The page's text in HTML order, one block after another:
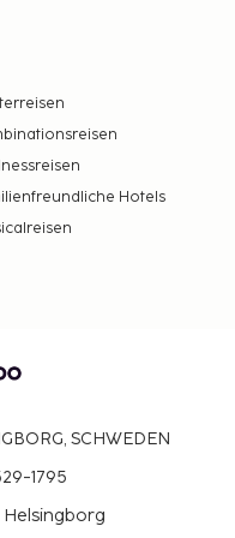
Hotels
SCHWEDEN
1795
Helsingborg